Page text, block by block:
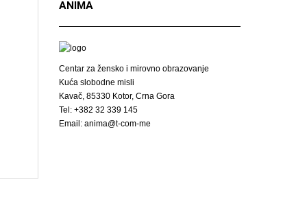
ANIMA
Centar za žensko i mirovno obrazovanje
Kuća slobodne misli
Kavač, 85330 Kotor, Crna Gora
Tel: +382 32 339 145
Email: anima@t-com-me